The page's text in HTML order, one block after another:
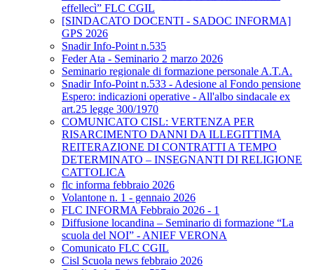
effellecì” FLC CGIL
[SINDACATO DOCENTI - SADOC INFORMA]
GPS 2026
Snadir Info-Point n.535
Feder Ata - Seminario 2 marzo 2026
Seminario regionale di formazione personale A.T.A.
Snadir Info-Point n.533 - Adesione al Fondo pensione
Espero: indicazioni operative - All'albo sindacale ex
art.25 legge 300/1970
COMUNICATO CISL: VERTENZA PER
RISARCIMENTO DANNI DA ILLEGITTIMA
REITERAZIONE DI CONTRATTI A TEMPO
DETERMINATO – INSEGNANTI DI RELIGIONE
CATTOLICA
flc informa febbraio 2026
Volantone n. 1 - gennaio 2026
FLC INFORMA Febbraio 2026 - 1
Diffusione locandina – Seminario di formazione “La
scuola del NOI” - ANIEF VERONA
Comunicato FLC CGIL
Cisl Scuola news febbraio 2026